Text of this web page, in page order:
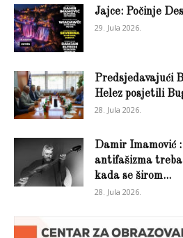
Jajce: Počinje
29. Jula 2026.
Predsjedavajući
Helez posjetili
28. Jula 2026.
Damir Imamović
antifašizma
kada se širom...
28. Jula 2026.